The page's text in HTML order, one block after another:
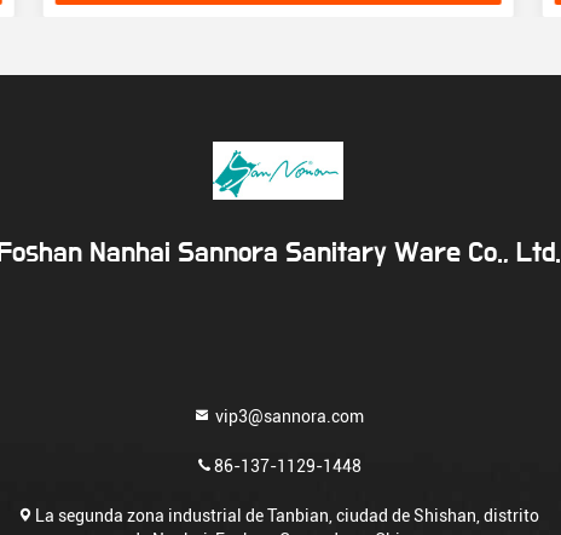
Foshan Nanhai Sannora Sanitary Ware Co., Ltd.
vip3@sannora.com
86-137-1129-1448
La segunda zona industrial de Tanbian, ciudad de Shishan, distrito